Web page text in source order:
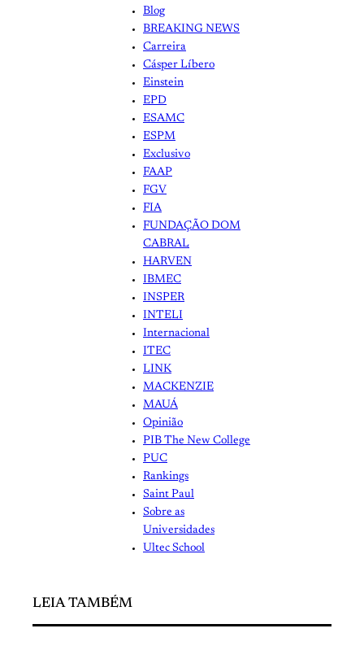
Blog
BREAKING NEWS
Carreira
Cásper Líbero
Einstein
EPD
ESAMC
ESPM
Exclusivo
FAAP
FGV
FIA
FUNDAÇÃO DOM
CABRAL
HARVEN
IBMEC
INSPER
INTELI
Internacional
ITEC
LINK
MACKENZIE
MAUÁ
Opinião
PIB The New College
PUC
Rankings
Saint Paul
Sobre as
Universidades
Ultec School
LEIA TAMBÉM